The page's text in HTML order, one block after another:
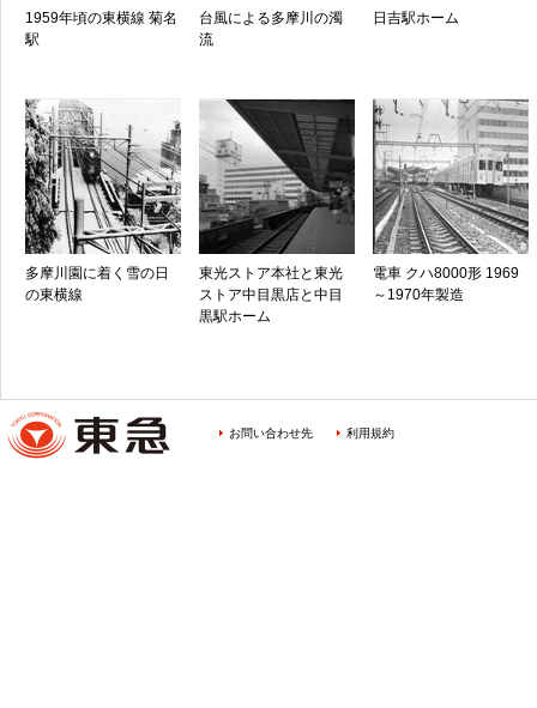
1959年頃の東横線 菊名
駅
台風による多摩川の濁
流
日吉駅ホーム
多摩川園に着く雪の日
の東横線
東光ストア本社と東光
ストア中目黒店と中目
黒駅ホーム
電車 クハ8000形 1969
～1970年製造
お問い合わせ先 利用規約